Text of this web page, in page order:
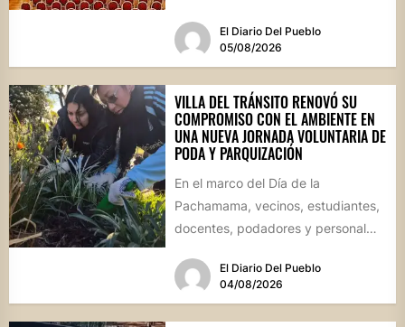
El Diario Del Pueblo
05/08/2026
VILLA DEL TRÁNSITO RENOVÓ SU
COMPROMISO CON EL AMBIENTE EN
UNA NUEVA JORNADA VOLUNTARIA DE
PODA Y PARQUIZACIÓN
En el marco del Día de la
Pachamama, vecinos, estudiantes,
docentes, podadores y personal
de...
El Diario Del Pueblo
04/08/2026